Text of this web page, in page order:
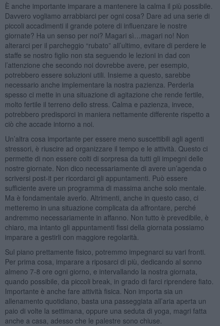
È anche importante imparare a mantenere la calma il più possibile.
Davvero vogliamo arrabbiarci per ogni cosa? Dare ad una serie di
piccoli accadimenti il grande potere di influenzare le nostre
giornate? Ha un senso per noi? Magari sì…magari no! Non
alterarci per il parcheggio “rubato” all’ultimo, evitare di perdere le
staffe se nostro figlio non sta seguendo le lezioni in dad con
l’attenzione che secondo noi dovrebbe avere, per esempio,
potrebbero essere soluzioni utili. Insieme a questo, sarebbe
necessario anche implementare la nostra pazienza. Perderla
spesso ci mette in una situazione di agitazione che rende fertile,
molto fertile il terreno dello stress. Calma e pazienza, invece,
potrebbero predisporci in maniera nettamente differente rispetto a
ciò che accade intorno a noi.
Un’altra cosa importante per essere meno suscettibili agli agenti
stressori, è riuscire ad organizzare il tempo e le attività. Questo ci
permette di non essere colti di sorpresa da tutti gli impegni delle
nostre giornate. Non dico necessariamente di avere un’agenda o
scriversi post-it per ricordarci gli appuntamenti. Può essere
sufficiente avere un programma di massima anche solo mentale.
Ma è fondamentale averlo. Altrimenti, anche in questo caso, ci
metteremo in una situazione complicata da affrontare, perché
andremmo necessariamente in affanno. Non tutto è prevedibile, è
chiaro, ma intanto gli appuntamenti fissi della giornata possiamo
imparare a gestirli con maggiore regolarità.
Sul piano prettamente fisico, potremmo impegnarci su vari fronti.
Per prima cosa, imparare a riposarci di più, dedicando al sonno
almeno 7-8 ore ogni giorno, e intervallando la nostra giornata,
quando possibile, da piccoli break, in grado di farci riprendere fiato.
Importante è anche fare attività fisica. Non importa sia un
allenamento quotidiano, basta una passeggiata all’aria aperta un
paio di volte la settimana, oppure una seduta di yoga, magri fatta
anche a casa, adesso che le palestre sono chiuse.